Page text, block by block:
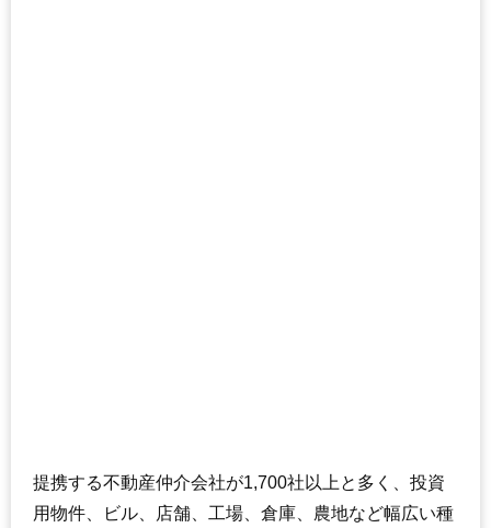
提携する不動産仲介会社が1,700社以上と多く、投資
用物件、ビル、店舗、工場、倉庫、農地など幅広い種